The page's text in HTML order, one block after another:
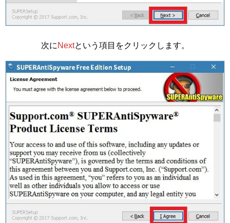
次にNextという項目をクリックします。